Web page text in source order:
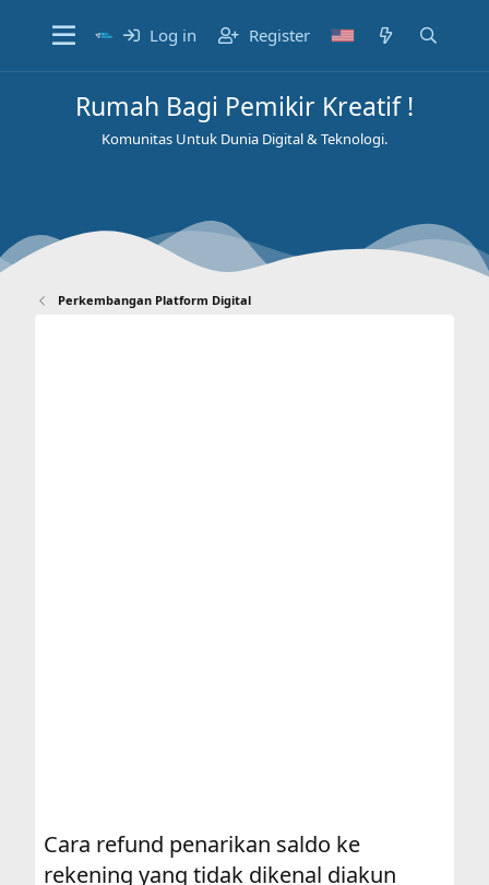
Log in Register
Rumah Bagi Pemikir Kreatif !
Komunitas Untuk Dunia Digital & Teknologi.
Perkembangan Platform Digital
Cara refund penarikan saldo ke
rekening yang tidak dikenal diakun